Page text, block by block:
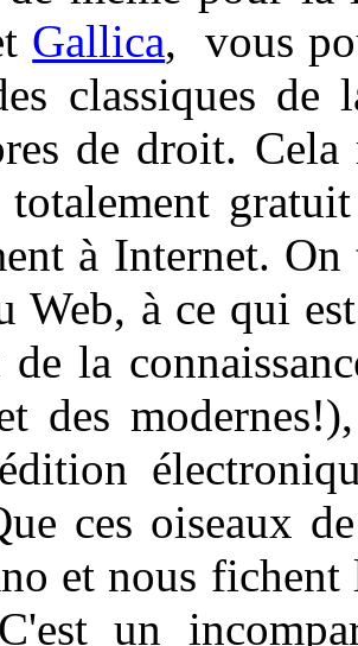
Gallica, vous
classiques
de droit. Cela
à Internet.
Web, à ce qui
la
des
ces oiseaux
et nous
un